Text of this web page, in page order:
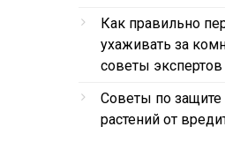
Как правильно
ухаживать за
советы экспертов
Советы по
растений от